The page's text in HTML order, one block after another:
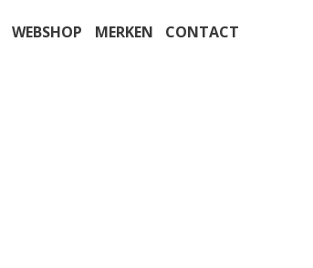
WEBSHOP MERKEN CONTACT